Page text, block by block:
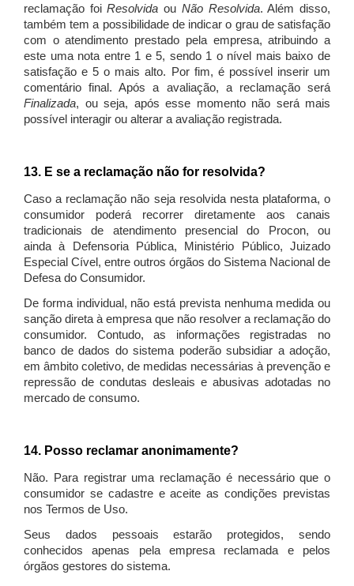
reclamação foiResolvida ou Não Resolvida. Além disso,
também tem a possibilidade de indicar o grau de satisfação
com o atendimento prestado pela empresa, atribuindo a
este uma nota entre 1 e 5, sendo 1 o nível mais baixo de
satisfação e 5 o mais alto. Por fim, é possível inserir um
comentário final. Após a avaliação, a reclamação será
Finalizada, ou seja, após esse momento não será mais
possível interagir ou alterar a avaliação registrada.
13. E se a reclamação não for resolvida?
Caso a reclamação não seja resolvida nesta plataforma, o
consumidor poderá recorrer diretamente aos canais
tradicionais de atendimento presencial do Procon, ou
ainda à Defensoria Pública, Ministério Público, Juizado
Especial Cível, entre outros órgãos do Sistema Nacional de
Defesa do Consumidor.
De forma individual, não está prevista nenhuma medida ou
sanção direta à empresa que não resolver a reclamação do
consumidor. Contudo, as informações registradas no
banco de dados do sistema poderão subsidiar a adoção,
em âmbito coletivo, de medidas necessárias à prevenção e
repressão de condutas desleais e abusivas adotadas no
mercado de consumo.
14. Posso reclamar anonimamente?
Não. Para registrar uma reclamação é necessário que o
consumidor se cadastre e aceite as condições previstas
nos Termos de Uso.
Seus dados pessoais estarão protegidos, sendo
conhecidos apenas pela empresa reclamada e pelos
órgãos gestores do sistema.